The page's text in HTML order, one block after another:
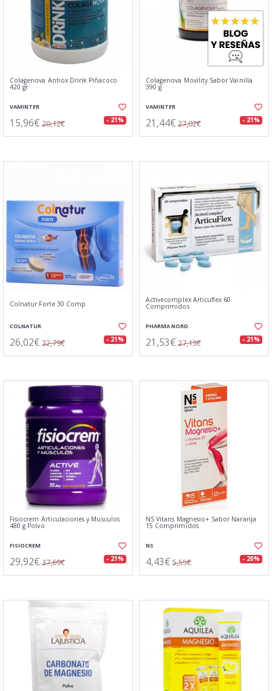
Colagenova Antiox Drink Piñacoco
420 gr
VAMINTER
15,96€ 20,12€ - 21%
Colagenova Movility Sabor Vainilla
390 g
VAMINTER
21,44€ 27,02€ - 21%
Colnatur Forte 30 Comp
COLNATUR
26,02€ 32,79€ - 21%
Activecomplex Articuflex 60
Comprimidos
PHARMA NORD
21,53€ 27,13€ - 21%
Fisiocrem Articulaciones y Musculos
480 g Polvo
FISIOCREM
29,92€ 37,69€ - 21%
NS Vitans Magnesio+ Sabor Naranja
15 Comprimidos
NS
4,43€ 5,55€ - 20%